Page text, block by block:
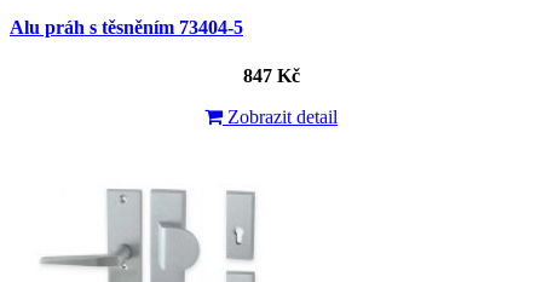
Alu práh s těsněním 73404-5
847 Kč
Zobrazit detail